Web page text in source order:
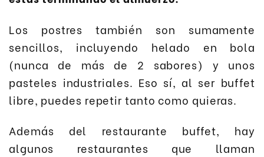
Los postres también son sumamente
sencillos, incluyendo helado en bola
(nunca de más de 2 sabores) y unos
pasteles industriales. Eso sí, al ser buffet
libre, puedes repetir tanto como quieras.
Además del restaurante buffet, hay
algunos restaurantes que llaman